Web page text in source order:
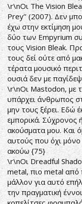
\r\nΟι The Vision
Prey’’ (2007). Δεν
έχω στην εκτίμηση
δύο των Empyrium
τους Vision Bleak.
τους δεί ούτε από
τέρατα μουσικό
ουσιά δεν με
\r\nΟι Mastodon, με
υπάρχει άνθρωπος
μην τους ξέρει. Εδώ
εμπορικά. Σύχρονος
ακούσματα μου. Και
αυτούς που όχι μόνο
ακούω {75}
\r\nΟι Dreadful
metal, πιο metal από
μάλλον για αυτό
την πραγματική